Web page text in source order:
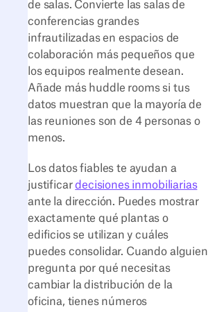
de salas. Convierte las salas de
conferencias grandes
infrautilizadas en espacios de
colaboración más pequeños que
los equipos realmente desean.
Añade más huddle rooms si tus
datos muestran que la mayoría de
las reuniones son de 4 personas o
menos.
Los datos fiables te ayudan a
justificardecisiones inmobiliarias
ante la dirección. Puedes mostrar
exactamente qué plantas o
edificios se utilizan y cuáles
puedes consolidar. Cuando alguien
pregunta por qué necesitas
cambiar la distribución de la
oficina, tienes números